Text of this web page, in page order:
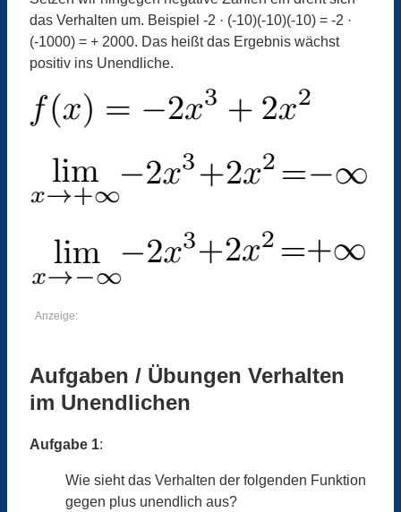
das Verhalten um. Beispiel -2 · (-10)(-10)(-10) = -2 ·
(-1000) = + 2000. Das heißt das Ergebnis wächst
positiv ins Unendliche.
Anzeige:
Aufgaben / Übungen Verhalten
im Unendlichen
Aufgabe 1:
Wie sieht das Verhalten der folgenden Funktion
gegen plus unendlich aus?